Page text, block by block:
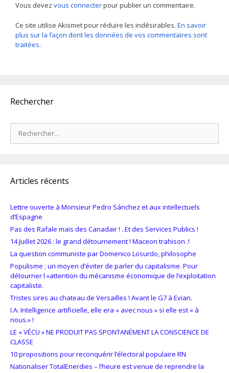
Vous devez vous connecterpour publier un commentaire.
Ce site utilise Akismet pour réduire les indésirables. En savoir
plus sur la façon dont les données de vos commentaires sont
traitées.
Rechercher
Articles récents
Lettre ouverte à Monsieur Pedro Sánchez et aux intellectuels
d’Espagne
Pas des Rafale mais des Canadair ! ..Et des Services Publics !
14 Juillet 2026 : le grand détournement ! Maceon trahison .!
La question communiste par Domenico Losurdo, philosophe
Populisme ; un moyen d’éviter de parler du capitalisme. Pour
détourner l »attention du mécanisme économique de l’exploitation
capitaliste.
Tristes sires au chateau de Versailles ! Avant le G7 à Evian.
I.A. Intelligence artificielle, elle era « avec nous » si elle est « à
nous.» !
LE « VÉCU » NE PRODUIT PAS SPONTANÉMENT LA CONSCIENCE DE
CLASSE
10 propositions pour reconquérir l’électoral populaire RN
Nationaliser TotalEnerdies – l’heure est venue de reprendre la